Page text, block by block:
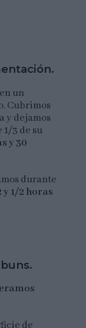
un
Cubrimos
y dejamos
1/3 de su
y 30
durante
y 1/2 horas
de